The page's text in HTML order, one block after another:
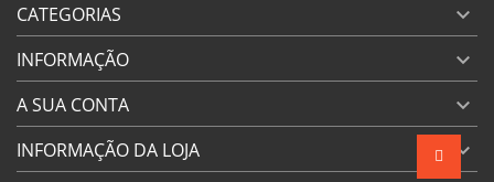
CATEGORIAS 
INFORMAÇÃO 
A SUA CONTA 
INFORMAÇÃO DA LOJA 